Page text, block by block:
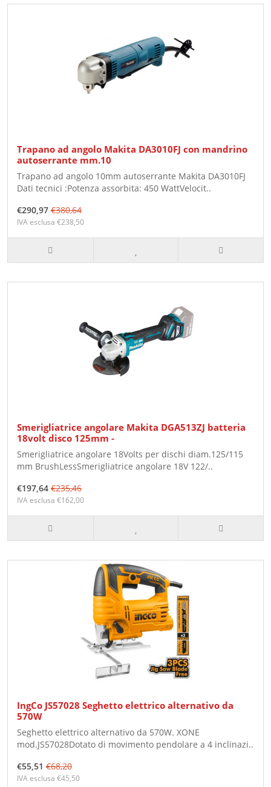
Trapano ad angolo Makita DA3010FJ con mandrino
autoserrante mm.10
Trapano ad angolo 10mm autoserrante Makita DA3010FJ
Dati tecnici :Potenza assorbita: 450 WattVelocit..
€290,97 €380,64
IVA esclusa €238,50
Smerigliatrice angolare Makita DGA513ZJ batteria
18volt disco 125mm -
Smerigliatrice angolare 18Volts per dischi diam.125/115
mm BrushLessSmerigliatrice angolare 18V 122/..
€197,64 €235,46
IVA esclusa €162,00
IngCo JS57028 Seghetto elettrico alternativo da
570W
Seghetto elettrico alternativo da 570W. XONE
mod.JS57028Dotato di movimento pendolare a 4 inclinazi..
€55,51 €68,20
IVA esclusa €45,50